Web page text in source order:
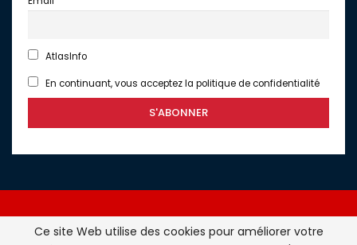
AtlasInfo
En continuant, vous acceptez la politique de confidentialité
Ce site Web utilise des cookies pour améliorer votre